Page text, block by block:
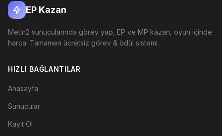
EP Kazan
Metin2 sunucularında görev yap, EP ve MP kazan, oyun içinde
harca. Tamamen ücretsiz görev & ödül sistemi.
HIZLI BAĞLANTILAR
Anasayfa
Sunucular
Kayıt Ol